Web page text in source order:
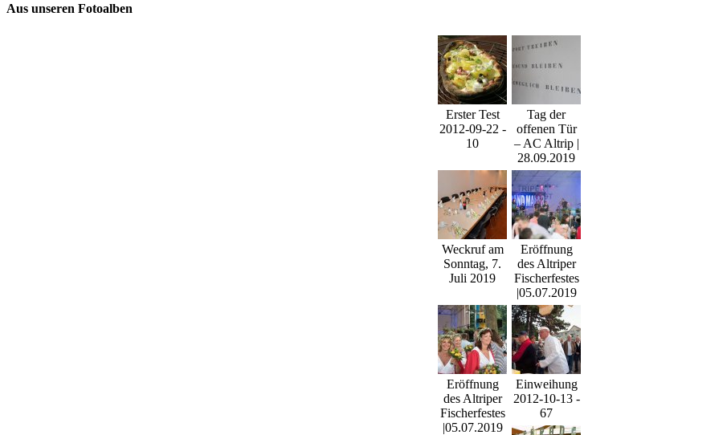
Aus unseren Fotoalben
Erster Test
2012-09-22 -
10
Tag der
offenen Tür
– AC Altrip |
28.09.2019
Weckruf am
Sonntag, 7.
Juli 2019
Eröffnung
des Altriper
Fischerfestes
|05.07.2019
Eröffnung
des Altriper
Fischerfestes
|05.07.2019
Einweihung
2012-10-13 -
67